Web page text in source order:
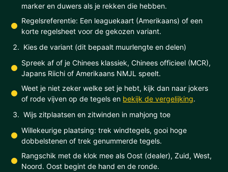
marker en duwers als je rekken die hebben.
Regelsreferentie: Een leaguekaart (Amerikaans) of een
korte regelsheet voor de gekozen variant.
Kies de variant (dit bepaalt muurlengte en delen)
Spreek af of je Chinees klassiek, Chinees officieel (MCR),
Japans Riichi of Amerikaans NMJL speelt.
Weet je niet zeker welke set je hebt, kijk dan naar jokers
of rode vijven op de tegels en bekijk de vergelijking.
Wijs zitplaatsen en zitwinden in mahjong toe
Willekeurige plaatsing: trek windtegels, gooi hoge
dobbelstenen of trek genummerde tegels.
Rangschik met de klok mee als Oost (dealer), Zuid, West,
Noord. Oost begint de hand en de ronde.